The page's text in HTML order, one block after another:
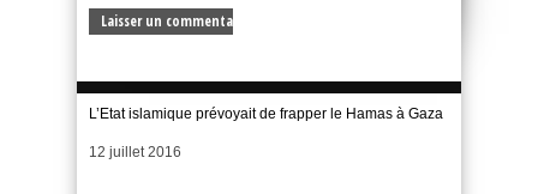
L’Etat islamique prévoyait de frapper le Hamas à Gaza
Date
12 juillet 2016